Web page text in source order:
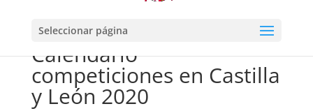
Seleccionar página
Calendario
competiciones en Castilla
y León 2020